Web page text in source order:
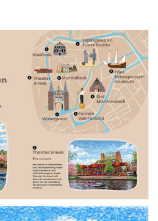
doen